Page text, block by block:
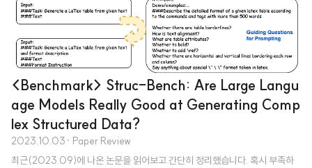
준수하다는 결과 배경 LM의 능력을 평가하는 데이터셋은 대부분 static train
/ test 데이터셋의 misalignment는 closed-boo..
<Benchmark> Struc-Bench: Are Large Langu
age Models Really Good at Generating Comp
lex Structured Data?
2023.10.03 · Paper Review
최근(2023.09)에 나온 논문을 읽어보고 간단히 정리했습니다. 혹시 부족하